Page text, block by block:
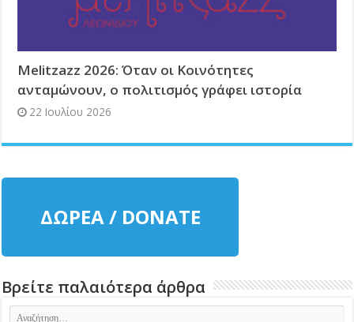
Melitzazz 2026: Όταν οι Κοινότητες
ανταμώνουν, ο πολιτισμός γράφει ιστορία
22 Ιουλίου 2026
ΔΩΡΕΑ / DONATE
Βρείτε παλαιότερα άρθρα